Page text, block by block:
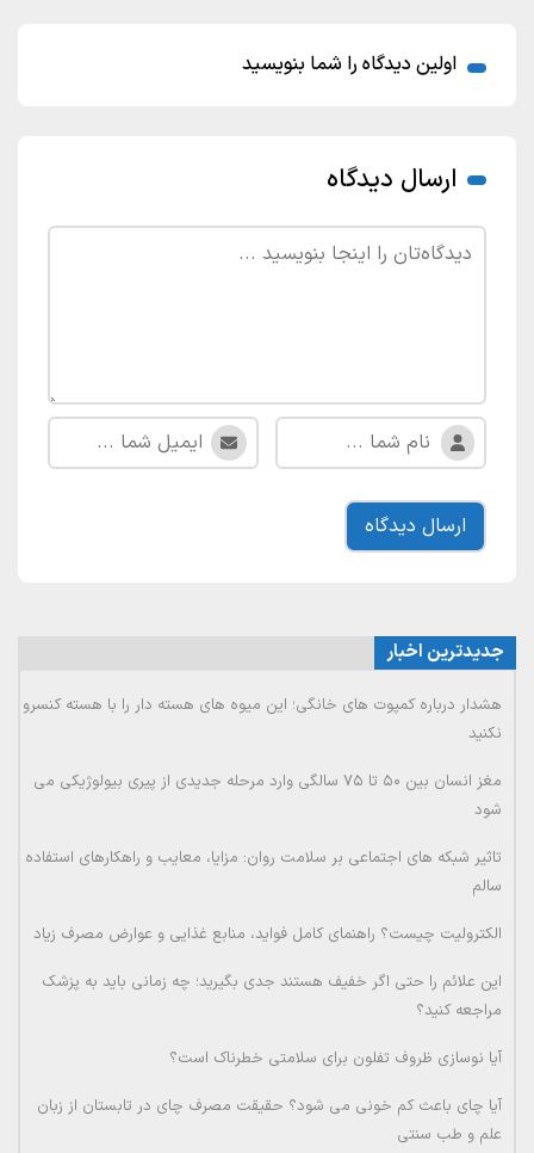
اولین دیدگاه را شما بنویسید
ارسال دیدگاه
جدیدترین اخبار
هشدار درباره کمپوت های خانگی؛ این میوه های هسته دار را با هسته کنسرو
نکنید
مغز انسان بین ۵۰ تا ۷۵ سالگی وارد مرحله جدیدی از پیری بیولوژیکی می
شود
تاثیر شبکه های اجتماعی بر سلامت روان: مزایا، معایب و راهکارهای استفاده
سالم
الکترولیت چیست؟ راهنمای کامل فواید، منابع غذایی و عوارض مصرف زیاد
این علائم را حتی اگر خفیف هستند جدی بگیرید؛ چه زمانی باید به پزشک
مراجعه کنید؟
آیا نوسازی ظروف تفلون برای سلامتی خطرناک است؟
آیا چای باعث کم خونی می شود؟ حقیقت مصرف چای در تابستان از زبان
علم و طب سنتی